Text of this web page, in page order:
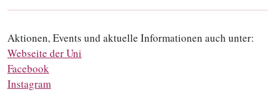
Aktionen, Events und aktuelle Informationen auch unter:
Webseite der Uni
Facebook
Instagram